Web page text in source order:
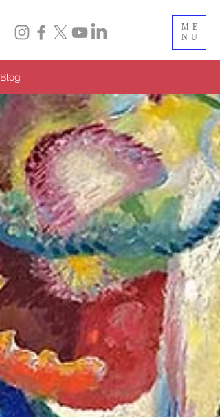
ME
NU
Blog